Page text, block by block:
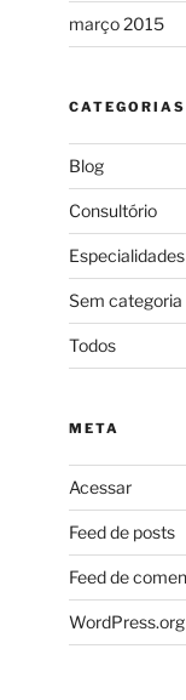
março 2015
CATEGORIAS
Blog
Consultório
Especialidades
Sem categoria
Todos
META
Acessar
Feed de posts
Feed de
WordPress.org